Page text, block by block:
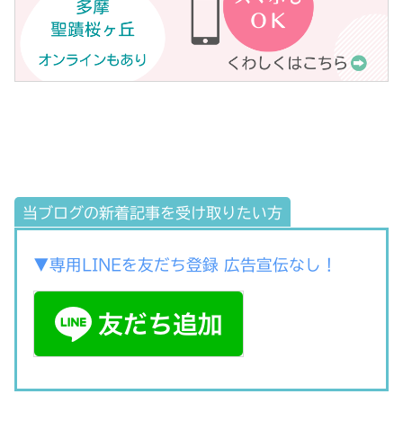
当ブログの新着記事を受け取りたい方
▼専用LINEを友だち登録 広告宣伝なし！